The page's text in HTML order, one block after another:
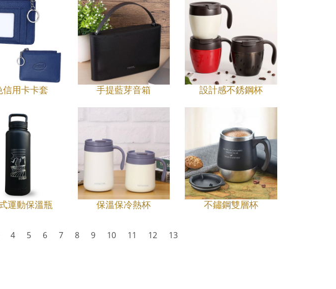
信用卡卡套 手提藍芽音箱 設計感不銹鋼杯
運動保溫瓶 保溫保冷熱杯 不鏽鋼雙層杯
4 5 6 7 8 9 10 11 12 13